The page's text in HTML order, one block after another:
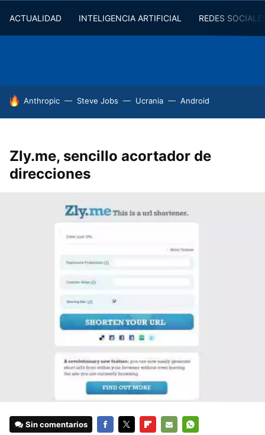
ACTUALIDAD INTELIGENCIA ARTIFICIAL REDES
HOY SE HABLA DE
Anthropic Steve Jobs Ucrania Android
Zly.me, sencillo acortador de
direcciones
Sin comentarios